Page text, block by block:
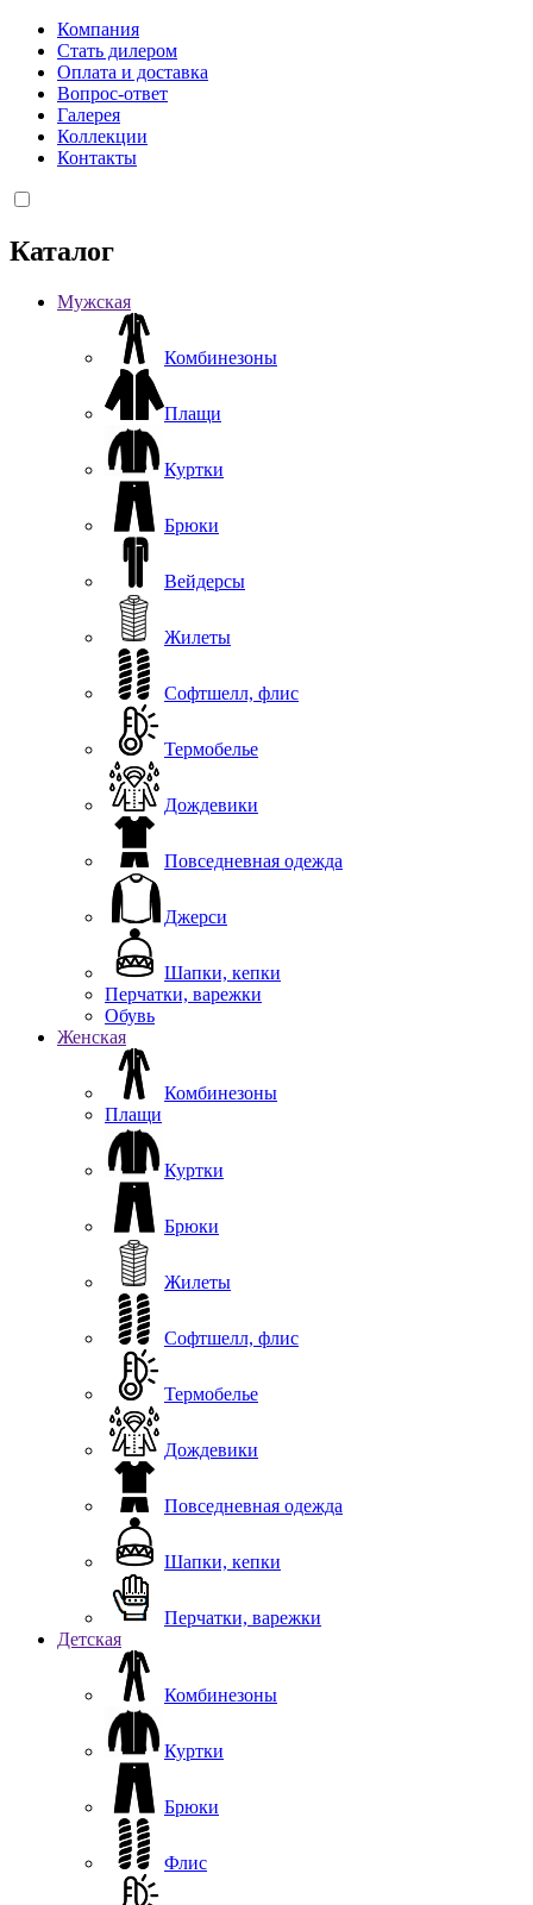
Компания
Стать дилером
Оплата и доставка
Вопрос-ответ
Галерея
Коллекции
Контакты
Каталог
Мужская
Комбинезоны
Плащи
Куртки
Брюки
Вейдерсы
Жилеты
Софтшелл, флис
Термобелье
Дождевики
Повседневная одежда
Джерси
Шапки, кепки
Перчатки, варежки
Обувь
Женская
Комбинезоны
Плащи
Куртки
Брюки
Жилеты
Софтшелл, флис
Термобелье
Дождевики
Повседневная одежда
Шапки, кепки
Перчатки, варежки
Детская
Комбинезоны
Куртки
Брюки
Флис